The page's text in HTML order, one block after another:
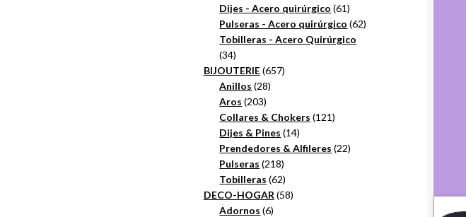
productos
Dijes - Acero quirúrgico 6161
productos
Pulseras - Acero quirúrgico 6262
Tobilleras - Acero Quirúrgico
3434
productos
BIJOUTERIE 657657
Anillos 2828
Aros 203203
productos
Collares & Chokers 121121
Dijes & Pines 1414
productos
Prendedores & Alfileres 2222
Pulseras 218218
productos
Tobilleras 6262
productos
DECO-HOGAR 5858
Adornos 66